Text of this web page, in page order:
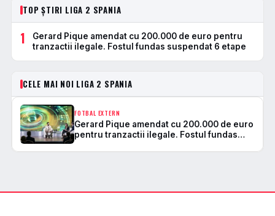
TOP ȘTIRI LIGA 2 SPANIA
1
Gerard Pique amendat cu 200.000 de euro pentru
tranzactii ilegale. Fostul fundas suspendat 6 etape
CELE MAI NOI LIGA 2 SPANIA
FOTBAL EXTERN
Gerard Pique amendat cu 200.000 de euro
pentru tranzactii ilegale. Fostul fundas